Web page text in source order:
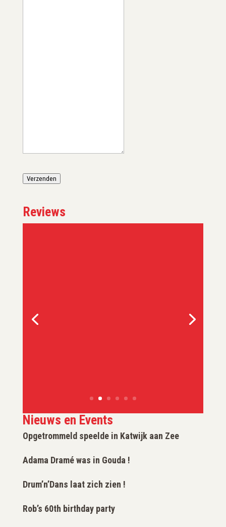
Verzenden
Reviews
Nieuws en Events
Opgetrommeld speelde in Katwijk aan Zee
Adama Dramé was in Gouda !
Drum’n’Dans laat zich zien !
Rob’s 60th birthday party